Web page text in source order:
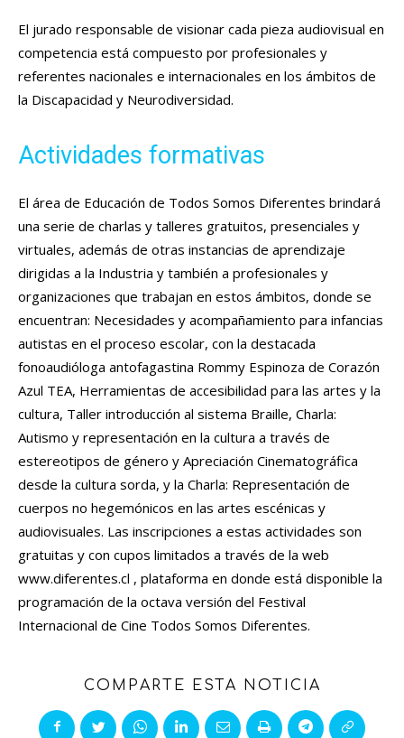
El jurado responsable de visionar cada pieza audiovisual en
competencia está compuesto por profesionales y
referentes nacionales e internacionales en los ámbitos de
la Discapacidad y Neurodiversidad.
Actividades formativas
El área de Educación de Todos Somos Diferentes brindará
una serie de charlas y talleres gratuitos, presenciales y
virtuales, además de otras instancias de aprendizaje
dirigidas a la Industria y también a profesionales y
organizaciones que trabajan en estos ámbitos, donde se
encuentran: Necesidades y acompañamiento para infancias
autistas en el proceso escolar, con la destacada
fonoaudióloga antofagastina Rommy Espinoza de Corazón
Azul TEA, Herramientas de accesibilidad para las artes y la
cultura, Taller introducción al sistema Braille, Charla:
Autismo y representación en la cultura a través de
estereotipos de género y Apreciación Cinematográfica
desde la cultura sorda, y la Charla: Representación de
cuerpos no hegemónicos en las artes escénicas y
audiovisuales. Las inscripciones a estas actividades son
gratuitas y con cupos limitados a través de la web
www.diferentes.cl , plataforma en donde está disponible la
programación de la octava versión del Festival
Internacional de Cine Todos Somos Diferentes.
COMPARTE ESTA NOTICIA